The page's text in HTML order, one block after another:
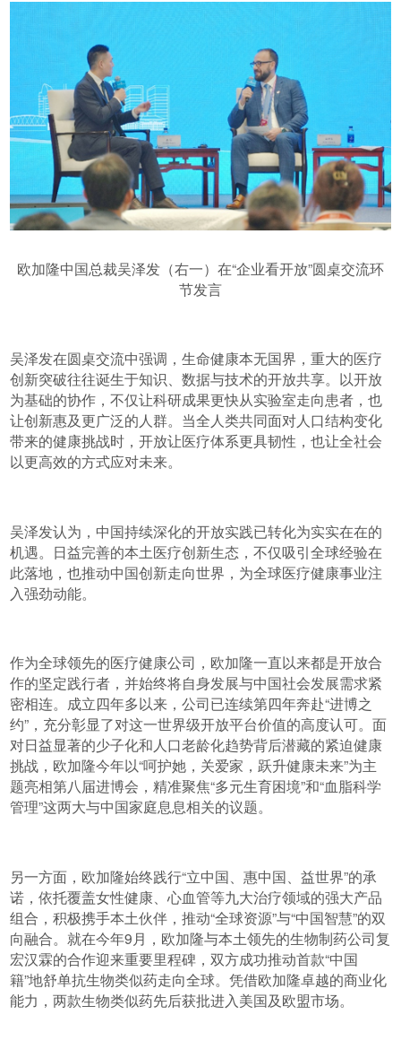
欧加隆中国总裁吴泽发（右一）在“企业看开放”圆桌交流环
节发言
吴泽发在圆桌交流中强调，生命健康本无国界，重大的医疗
创新突破往往诞生于知识、数据与技术的开放共享。以开放
为基础的协作，不仅让科研成果更快从实验室走向患者，也
让创新惠及更广泛的人群。当全人类共同面对人口结构变化
带来的健康挑战时，开放让医疗体系更具韧性，也让全社会
以更高效的方式应对未来。
吴泽发认为，中国持续深化的开放实践已转化为实实在在的
机遇。日益完善的本土医疗创新生态，不仅吸引全球经验在
此落地，也推动中国创新走向世界，为全球医疗健康事业注
入强劲动能。
作为全球领先的医疗健康公司，欧加隆一直以来都是开放合
作的坚定践行者，并始终将自身发展与中国社会发展需求紧
密相连。成立四年多以来，公司已连续第四年奔赴“进博之
约”，充分彰显了对这一世界级开放平台价值的高度认可。面
对日益显著的少子化和人口老龄化趋势背后潜藏的紧迫健康
挑战，欧加隆今年以“呵护她，关爱家，跃升健康未来”为主
题亮相第八届进博会，精准聚焦“多元生育困境”和“血脂科学
管理”这两大与中国家庭息息相关的议题。
另一方面，欧加隆始终践行“立中国、惠中国、益世界”的承
诺，依托覆盖女性健康、心血管等九大治疗领域的强大产品
组合，积极携手本土伙伴，推动“全球资源”与“中国智慧”的双
向融合。就在今年9月，欧加隆与本土领先的生物制药公司复
宏汉霖的合作迎来重要里程碑，双方成功推动首款“中国
籍”地舒单抗生物类似药走向全球。凭借欧加隆卓越的商业化
能力，两款生物类似药先后获批进入美国及欧盟市场。